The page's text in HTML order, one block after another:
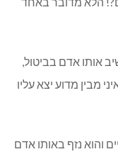
אותו אדם בביטול,
מבין מדוע יצא עליו
והוא נזף באותו אדם